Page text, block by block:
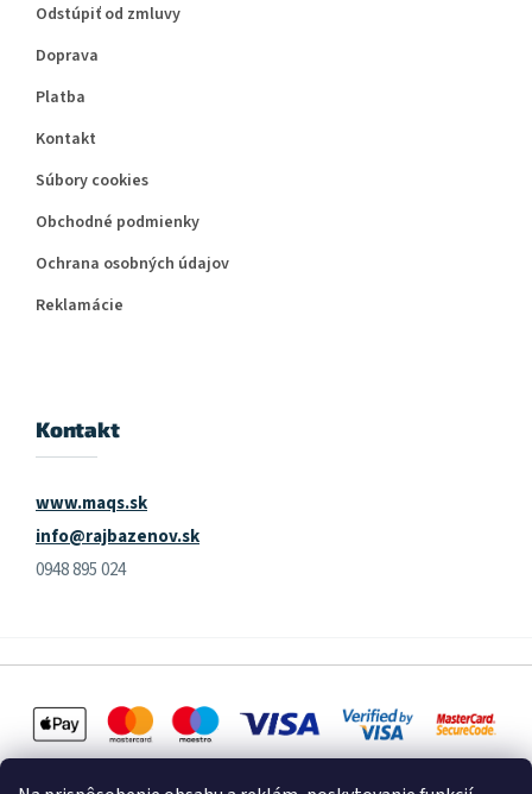
Odstúpiť od zmluvy
Doprava
Platba
Kontakt
Súbory cookies
Obchodné podmienky
Ochrana osobných údajov
Reklamácie
Kontakt
www.maqs.sk
info@rajbazenov.sk
0948 895 024